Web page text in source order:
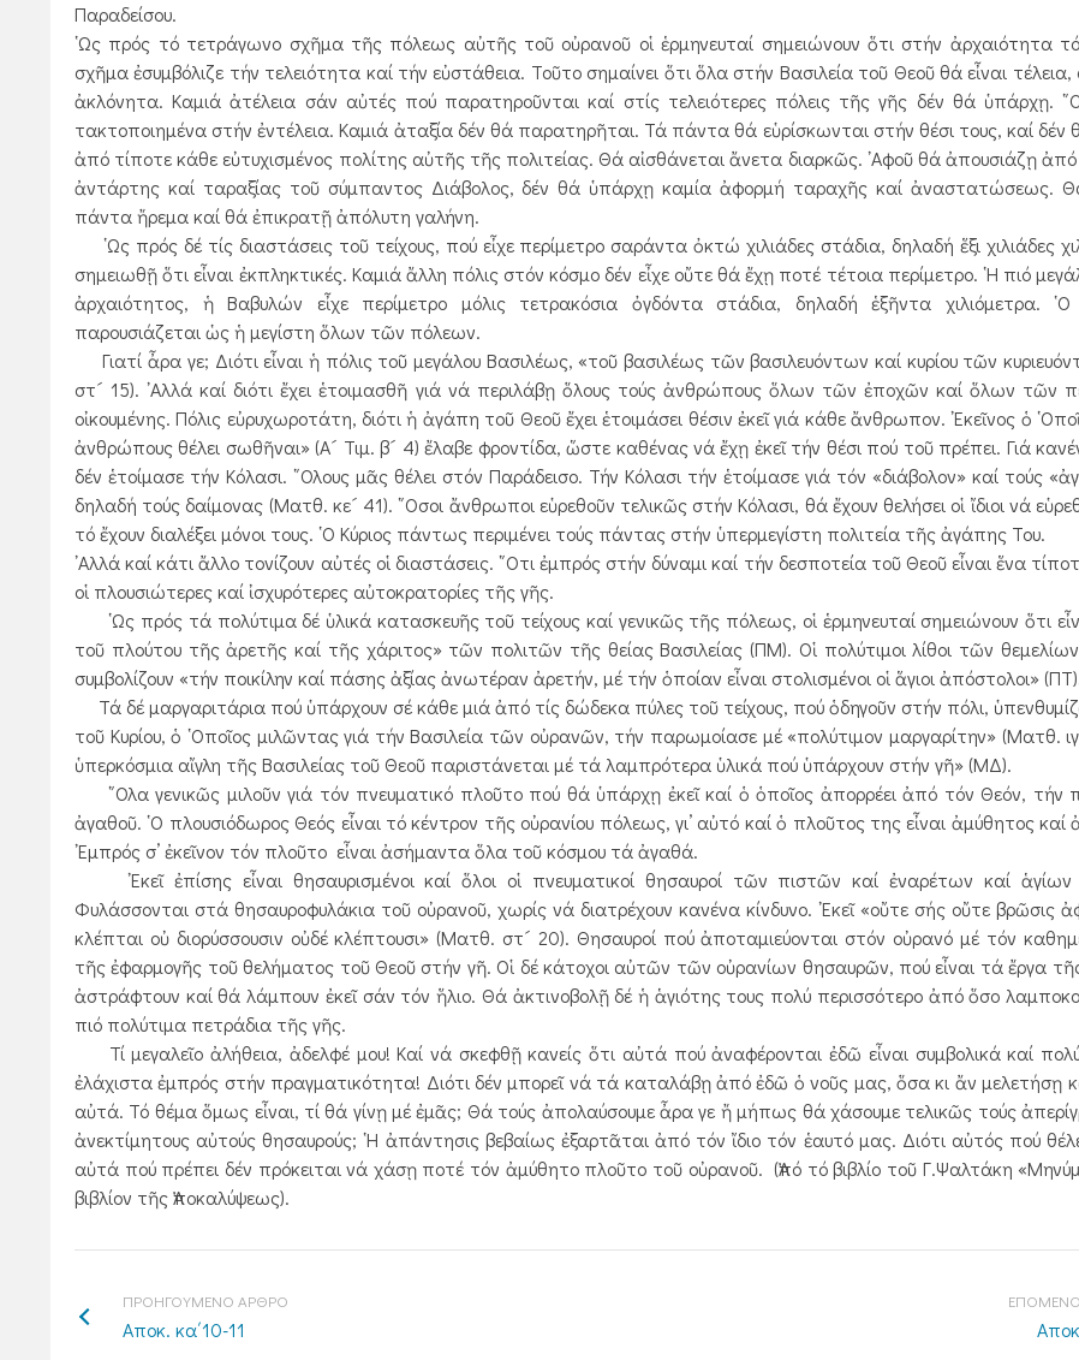
Παραδείσου.
῾Ως πρός τό τετράγωνο σχῆμα τῆς πόλεως αὐτῆς τοῦ οὐρανοῦ οἱ ἑρμηνευταί σημειώνουν ὅτι στήν ἀρχαιότητα
σχῆμα ἐσυμβόλιζε τήν τελειότητα καί τήν εὐστάθεια. Τοῦτο σημαίνει ὅτι ὅλα στήν Βασιλεία τοῦ Θεοῦ θά εἶναι
ἀκλόνητα. Καμιά ἀτέλεια σάν αὐτές πού παρατηροῦνται καί στίς τελειότερες πόλεις τῆς γῆς δέν θά ὑπάρχῃ.
τακτοποιημένα στήν ἐντέλεια. Καμιά ἀταξία δέν θά παρατηρῆται. Τά πάντα θά εὑρίσκωνται στήν θέσι τους, καί δέν
ἀπό τίποτε κάθε εὐτυχισμένος πολίτης αὐτῆς τῆς πολιτείας. Θά αἰσθάνεται ἄνετα διαρκῶς. ᾿Αφοῦ θά ἀπουσιάζῃ ἀπό
ἀντάρτης καί ταραξίας τοῦ σύμπαντος Διάβολος, δέν θά ὑπάρχῃ καμία ἀφορμή ταραχῆς καί ἀναστατώσεως.
πάντα ἤρεμα καί θά ἐπικρατῇ ἀπόλυτη γαλήνη.
῾Ως πρός δέ τίς διαστάσεις τοῦ τείχους, πού εἶχε περίμετρο σαράντα ὀκτώ χιλιάδες στάδια, δηλαδή ἕξι χιλιάδες
σημειωθῇ ὅτι εἶναι ἐκπληκτικές. Καμιά ἄλλη πόλις στόν κόσμο δέν εἶχε οὔτε θά ἔχῃ ποτέ τέτοια περίμετρο. ῾Η πιό
ἀρχαιότητος, ἡ Βαβυλών εἶχε περίμετρο μόλις τετρακόσια ὀγδόντα στάδια, δηλαδή ἑξῆντα χιλιόμετρα. ῾Ο
παρουσιάζεται ὡς ἡ μεγίστη ὅλων τῶν πόλεων.
Γιατί ἆρα γε; Διότι εἶναι ἡ πόλις τοῦ μεγάλου Βασιλέως, «τοῦ βασιλέως τῶν βασιλευόντων καί κυρίου τῶν
στ´ 15). ᾿Αλλά καί διότι ἔχει ἑτοιμασθῆ γιά νά περιλάβῃ ὅλους τούς ἀνθρώπους ὅλων τῶν ἐποχῶν καί ὅλων τῶν
οἰκουμένης. Πόλις εὐρυχωροτάτη, διότι ἡ ἀγάπη τοῦ Θεοῦ ἔχει ἑτοιμάσει θέσιν ἐκεῖ γιά κάθε ἄνθρωπον. ᾿Εκεῖνος ὁ
ἀνθρώπους θέλει σωθῆναι» (Α´ Τιμ. β´ 4) ἔλαβε φροντίδα, ὥστε καθένας νά ἔχῃ ἐκεῖ τήν θέσι πού τοῦ πρέπει. Γιά
δέν ἑτοίμασε τήν Κόλασι. ῞Ολους μᾶς θέλει στόν Παράδεισο. Τήν Κόλασι τήν ἑτοίμασε γιά τόν «διάβολον» καί τούς
δηλαδή τούς δαίμονας (Ματθ. κε´ 41). ῞Οσοι ἄνθρωποι εὑρεθοῦν τελικῶς στήν Κόλασι, θά ἔχουν θελήσει οἱ ἴδιοι νά
τό ἔχουν διαλέξει μόνοι τους. ῾Ο Κύριος πάντως περιμένει τούς πάντας στήν ὑπερμεγίστη πολιτεία τῆς ἀγάπης Του.
᾿Αλλά καί κάτι ἄλλο τονίζουν αὐτές οἱ διαστάσεις. ῞Οτι ἐμπρός στήν δύναμι καί τήν δεσποτεία τοῦ Θεοῦ εἶναι ἕνα
οἱ πλουσιώτερες καί ἰσχυρότερες αὐτοκρατορίες τῆς γῆς.
῾Ως πρός τά πολύτιμα δέ ὑλικά κατασκευῆς τοῦ τείχους καί γενικῶς τῆς πόλεως, οἱ ἑρμηνευταί σημειώνουν ὅτι
τοῦ πλούτου τῆς ἀρετῆς καί τῆς χάριτος» τῶν πολιτῶν τῆς θείας Βασιλείας (ΠΜ). Οἱ πολύτιμοι λίθοι τῶν
συμβολίζουν «τήν ποικίλην καί πάσης ἀξίας ἀνωτέραν ἀρετήν, μέ τήν ὁποίαν εἶναι στολισμένοι οἱ ἅγιοι ἀπόστολοι»
Τά δέ μαργαριτάρια πού ὑπάρχουν σέ κάθε μιά ἀπό τίς δώδεκα πύλες τοῦ τείχους, πού ὁδηγοῦν στήν πόλι,
τοῦ Κυρίου, ὁ ῾Οποῖος μιλῶντας γιά τήν Βασιλεία τῶν οὐρανῶν, τήν παρωμοίασε μέ «πολύτιμον μαργαρίτην» (Ματθ.
ὑπερκόσμια αἴγλη τῆς Βασιλείας τοῦ Θεοῦ παριστάνεται μέ τά λαμπρότερα ὑλικά πού ὑπάρχουν στήν γῆ» (ΜΔ).
῞Ολα γενικῶς μιλοῦν γιά τόν πνευματικό πλοῦτο πού θά ὑπάρχῃ ἐκεῖ καί ὁ ὁποῖος ἀπορρέει ἀπό τόν Θεόν, τήν
ἀγαθοῦ. ῾Ο πλουσιόδωρος Θεός εἶναι τό κέντρον τῆς οὐρανίου πόλεως, γι’ αὐτό καί ὁ πλοῦτος της εἶναι ἀμύθητος καί
᾿Εμπρός σ’ ἐκεῖνον τόν πλοῦτο εἶναι ἀσήμαντα ὅλα τοῦ κόσμου τά ἀγαθά.
᾿Εκεῖ ἐπίσης εἶναι θησαυρισμένοι καί ὅλοι οἱ πνευματικοί θησαυροί τῶν πιστῶν καί ἐναρέτων καί
Φυλάσσονται στά θησαυροφυλάκια τοῦ οὐρανοῦ, χωρίς νά διατρέχουν κανένα κίνδυνο. ᾿Εκεῖ «οὔτε σής οὔτε βρῶσις
κλέπται οὐ διορύσσουσιν οὐδέ κλέπτουσι» (Ματθ. στ´ 20). Θησαυροί πού ἀποταμιεύονται στόν οὐρανό μέ τόν
τῆς ἐφαρμογῆς τοῦ θελήματος τοῦ Θεοῦ στήν γῆ. Οἱ δέ κάτοχοι αὐτῶν τῶν οὐρανίων θησαυρῶν, πού εἶναι τά ἔργα
ἀστράφτουν καί θά λάμπουν ἐκεῖ σάν τόν ἥλιο. Θά ἀκτινοβολῇ δέ ἡ ἁγιότης τους πολύ περισσότερο ἀπό ὅσο
πιό πολύτιμα πετράδια τῆς γῆς.
Τί μεγαλεῖο ἀλήθεια, ἀδελφέ μου! Καί νά σκεφθῇ κανείς ὅτι αὐτά πού ἀναφέρονται ἐδῶ εἶναι συμβολικά καί
ἐλάχιστα ἐμπρός στήν πραγματικότητα! Διότι δέν μπορεῖ νά τά καταλάβῃ ἀπό ἐδῶ ὁ νοῦς μας, ὅσα κι ἄν μελετήσῃ
αὐτά. Τό θέμα ὅμως εἶναι, τί θά γίνῃ μέ ἐμᾶς; Θά τούς ἀπολαύσουμε ἆρα γε ἤ μήπως θά χάσουμε τελικῶς τούς
ἀνεκτίμητους αὐτούς θησαυρούς; ῾Η ἀπάντησις βεβαίως ἐξαρτᾶται ἀπό τόν ἴδιο τόν ἑαυτό μας. Διότι αὐτός πού
αὐτά πού πρέπει δέν πρόκειται νά χάσῃ ποτέ τόν ἀμύθητο πλοῦτο τοῦ οὐρανοῦ. (Ἀπό τό βιβλίο τοῦ Γ.Ψαλτάκη
βιβλίον τῆς Ἀποκαλύψεως).
ΠΡΟΗΓΟΥΜΕΝΟ ΑΡΘΡΟ
Αποκ. κα΄10-11